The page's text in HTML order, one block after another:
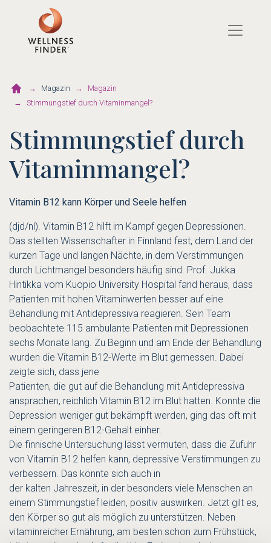
Magazin
Magazin
Stimmungstief durch Vitaminmangel?
Stimmungstief durch
Vitaminmangel?
Vitamin B12 kann Körper und Seele helfen
(djd/nl). Vitamin B12 hilft im Kampf gegen Depressionen.
Das stellten Wissenschafter in Finnland fest, dem Land der
kurzen Tage und langen Nächte, in dem Verstimmungen
durch Lichtmangel besonders häufig sind. Prof. Jukka
Hintikka vom Kuopio University Hospital fand heraus, dass
Patienten mit hohen Vitaminwerten besser auf eine
Behandlung mit Antidepressiva reagieren. Sein Team
beobachtete 115 ambulante Patienten mit Depressionen
sechs Monate lang. Zu Beginn und am Ende der Behandlung
wurden die Vitamin B12-Werte im Blut gemessen. Dabei
zeigte sich, dass jene
Patienten, die gut auf die Behandlung mit Antidepressiva
ansprachen, reichlich Vitamin B12 im Blut hatten. Konnte die
Depression weniger gut bekämpft werden, ging das oft mit
einem geringeren B12-Gehalt einher.
Die finnische Untersuchung lässt vermuten, dass die Zufuhr
von Vitamin B12 helfen kann, depressive Verstimmungen zu
verbessern. Das könnte sich auch in
der kalten Jahreszeit, in der besonders viele Menschen an
einem Stimmungstief leiden, positiv auswirken. Jetzt gilt es,
den Körper so gut als möglich zu unterstützen. Neben
vitaminreicher Ernährung, am besten schon zum Frühstück,